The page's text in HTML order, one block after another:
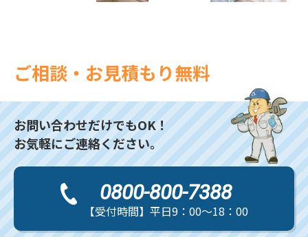
ご相談・お見積もり無料
お問い合わせだけでもOK！
お気軽にご連絡ください。
0800-800-7388
【受付時間】平日9：00～18：00